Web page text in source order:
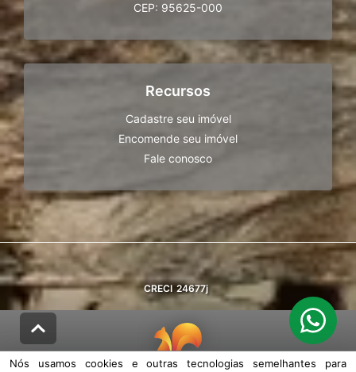
CEP: 95625-000
Recursos
Cadastre seu imóvel
Encomende seu imóvel
Fale conosco
CRECI 24677j
Nós usamos cookies e outras tecnologias semelhantes para